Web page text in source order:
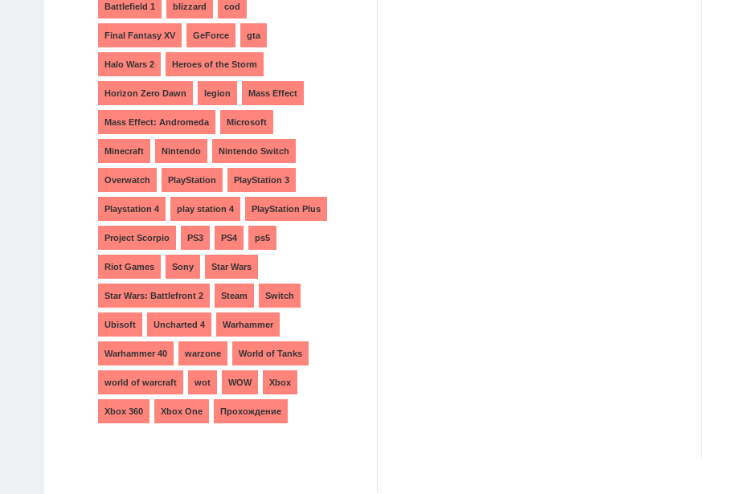
Battlefield 1 blizzard cod
Final Fantasy XV GeForce gta
Halo Wars 2 Heroes of the Storm
Horizon Zero Dawn legion Mass Effect
Mass Effect: Andromeda Microsoft
Minecraft Nintendo Nintendo Switch
Overwatch PlayStation PlayStation 3
Playstation 4 play station 4 PlayStation Plus
Project Scorpio PS3 PS4 ps5
Riot Games Sony Star Wars
Star Wars: Battlefront 2 Steam Switch
Ubisoft Uncharted 4 Warhammer
Warhammer 40 warzone World of Tanks
world of warcraft wot WOW Xbox
Xbox 360 Xbox One Прохождение